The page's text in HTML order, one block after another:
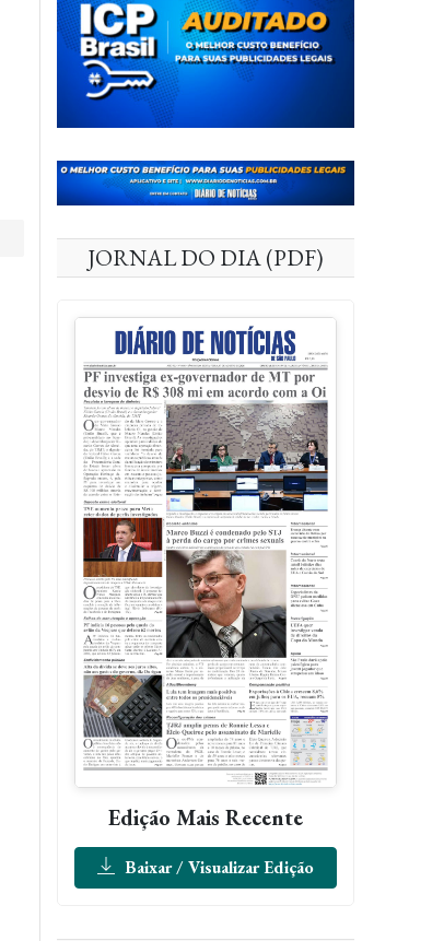
JORNAL DO DIA (PDF)
Edição Mais Recente
Baixar / Visualizar Edição